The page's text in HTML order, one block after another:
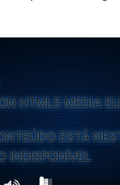
HTML5 MEDIA
ESTÁ
INDISPONÍVEL